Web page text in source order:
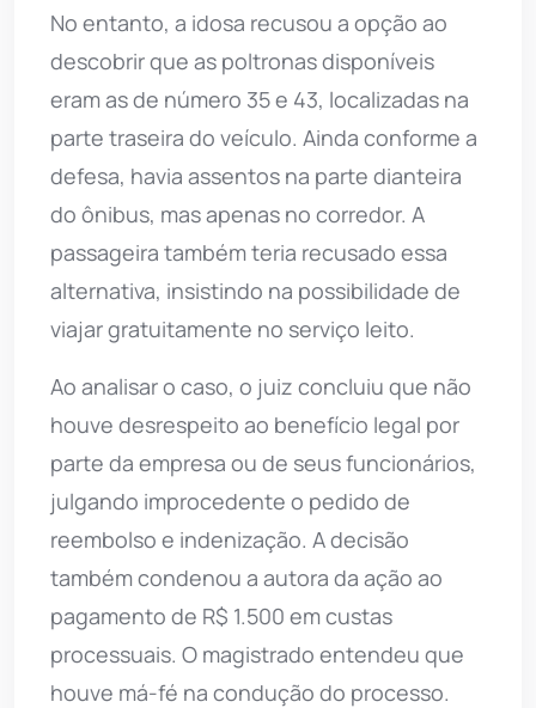
No entanto, a idosa recusou a opção ao
descobrir que as poltronas disponíveis
eram as de número 35 e 43, localizadas na
parte traseira do veículo. Ainda conforme a
defesa, havia assentos na parte dianteira
do ônibus, mas apenas no corredor. A
passageira também teria recusado essa
alternativa, insistindo na possibilidade de
viajar gratuitamente no serviço leito.
Ao analisar o caso, o juiz concluiu que não
houve desrespeito ao benefício legal por
parte da empresa ou de seus funcionários,
julgando improcedente o pedido de
reembolso e indenização. A decisão
também condenou a autora da ação ao
pagamento de R$ 1.500 em custas
processuais. O magistrado entendeu que
houve má-fé na condução do processo.